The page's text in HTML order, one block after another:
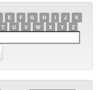
E F G H I J
K
T U V W X Y Z